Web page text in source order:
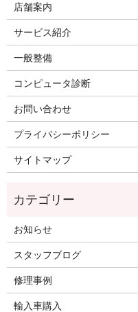
店舗案内
サービス紹介
一般整備
コンピュータ診断
お問い合わせ
プライバシーポリシー
サイトマップ
お知らせ
スタッフブログ
修理事例
輸入車購入